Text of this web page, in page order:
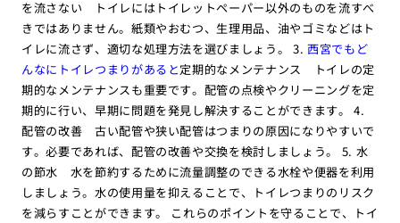
を流さない トイレにはトイレットペーパー以外のものを流すべ
きではありません。紙類やおむつ、生理用品、油やゴミなどはト
イレに流さず、適切な処理方法を選びましょう。 3.西宮でもど
んなにトイレつまりがあると定期的なメンテナンス トイレの定
期的なメンテナンスも重要です。配管の点検やクリーニングを定
期的に行い、早期に問題を発見し解決することができます。 4.
配管の改善 古い配管や狭い配管はつまりの原因になりやすいで
す。必要であれば、配管の改善や交換を検討しましょう。 5. 水
の節水 水を節約するために流量調整のできる水栓や便器を利用
しましょう。水の使用量を抑えることで、トイレつまりのリスク
を減らすことができます。 これらのポイントを守ることで、トイ